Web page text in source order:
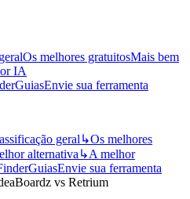
Os melhores gratuitosMais bem
IA
GuiasEnvie sua ferramenta
geral ↳Os melhores
alternativa ↳A melhor
GuiasEnvie sua ferramenta
vs Retrium